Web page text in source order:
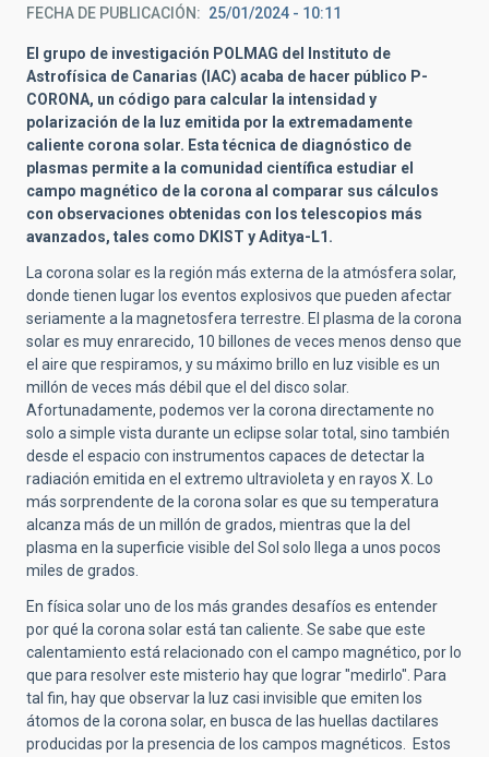
FECHA DE PUBLICACIÓN 25/01/2024 - 10:11
El grupo de investigación POLMAG del Instituto de
Astrofísica de Canarias (IAC) acaba de hacer público P-
CORONA, un código para calcular la intensidad y
polarización de la luz emitida por la extremadamente
caliente corona solar. Esta técnica de diagnóstico de
plasmas permite a la comunidad científica estudiar el
campo magnético de la corona al comparar sus cálculos
con observaciones obtenidas con los telescopios más
avanzados, tales como DKIST y Aditya-L1.
La corona solar es la región más externa de la atmósfera solar,
donde tienen lugar los eventos explosivos que pueden afectar
seriamente a la magnetosfera terrestre. El plasma de la corona
solar es muy enrarecido, 10 billones de veces menos denso que
el aire que respiramos, y su máximo brillo en luz visible es un
millón de veces más débil que el del disco solar.
Afortunadamente, podemos ver la corona directamente no
solo a simple vista durante un eclipse solar total, sino también
desde el espacio con instrumentos capaces de detectar la
radiación emitida en el extremo ultravioleta y en rayos X. Lo
más sorprendente de la corona solar es que su temperatura
alcanza más de un millón de grados, mientras que la del
plasma en la superficie visible del Sol solo llega a unos pocos
miles de grados.
En física solaruno de los más grandes desafíos es entender
por qué la corona solarestá tan caliente. Se sabe que este
calentamiento está relacionado con el campo magnético, por lo
que para resolver este misterio hay que lograr "medirlo". Para
tal fin, hay que observar la luz casi invisible que emiten los
átomos de la corona solar, en busca de las huellas dactilares
producidas por la presencia de los campos magnéticos . Estos